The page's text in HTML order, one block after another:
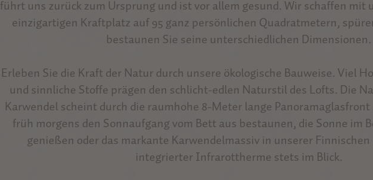
führt uns zurück zum Ursprung und ist vor allem gesund. Wir schaffen mit
einzigartigen Kraftplatz auf 95 ganz persönlichen Quadratmetern,
bestaunen Sie seine unterschiedlichen Dimensionen.
Erleben Sie die Kraft der Natur durch unsere ökologische Bauweise. Viel
und sinnliche Stoffe prägen den schlicht-edlen Naturstil des Lofts. Die
Karwendel scheint durch die raumhohe 8-Meter lange
früh morgens den Sonnaufgang vom Bett aus bestaunen, die Sonne im
genießen oder das markante Karwendelmassiv in unserer
integrierter Infrarottherme stets im Blick.